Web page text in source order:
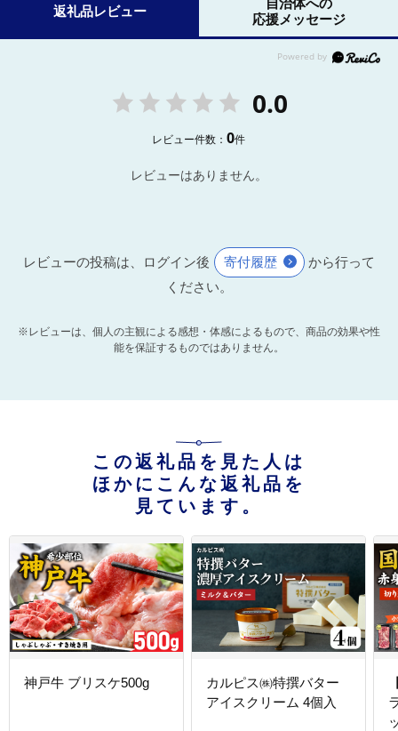
返礼品レビュー
応援メッセージ
0.0
レビュー件数：0件
レビューはありません。
レビューの投稿は、ログイン後 寄付履歴
から行って
ください。
※レビューは、個人の主観による感想・体感によるもので、商品の効果や性
能を保証するものではありません。
この返礼品を見た人は
ほかにこんな返礼品を
見ています。
神戸牛 ブリスケ500g
カルピス㈱特撰バター
アイスクリーム 4個入